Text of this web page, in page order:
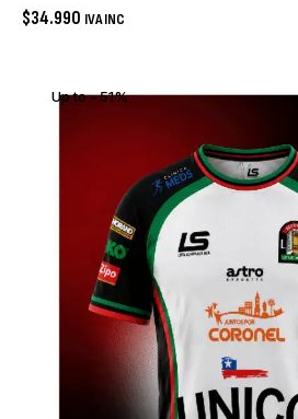
$34.990 IVA INC
Up to- 51%